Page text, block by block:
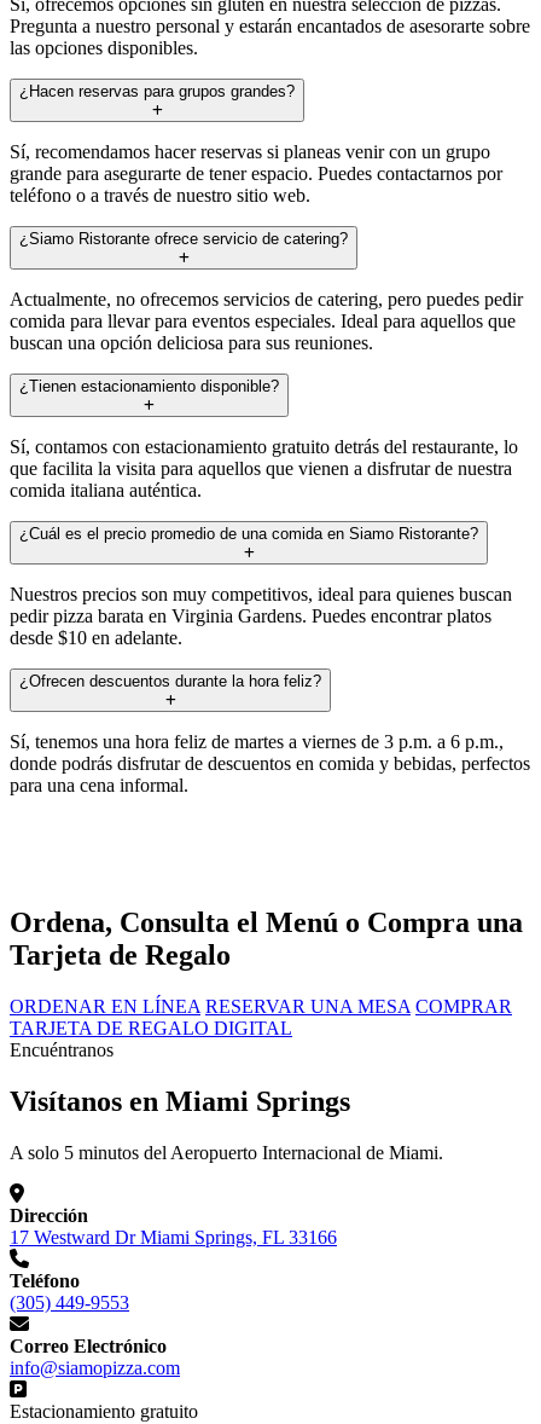
Pregunta a nuestro personal y estarán encantados de asesorarte sobre
las opciones disponibles.
¿Hacen reservas para grupos grandes?
Sí, recomendamos hacer reservas si planeas venir con un grupo
grande para asegurarte de tener espacio. Puedes contactarnos por
teléfono o a través de nuestro sitio web.
¿Siamo Ristorante ofrece servicio de catering?
Actualmente, no ofrecemos servicios de catering, pero puedes pedir
comida para llevar para eventos especiales. Ideal para aquellos que
buscan una opción deliciosa para sus reuniones.
¿Tienen estacionamiento disponible?
Sí, contamos con estacionamiento gratuito detrás del restaurante, lo
que facilita la visita para aquellos que vienen a disfrutar de nuestra
comida italiana auténtica.
¿Cuál es el precio promedio de una comida en Siamo Ristorante?
Nuestros precios son muy competitivos, ideal para quienes buscan
pedir pizza barata en Virginia Gardens. Puedes encontrar platos
desde $10 en adelante.
¿Ofrecen descuentos durante la hora feliz?
Sí, tenemos una hora feliz de martes a viernes de 3 p.m. a 6 p.m.,
donde podrás disfrutar de descuentos en comida y bebidas, perfectos
para una cena informal.
Ordena, Consulta el Menú o Compra una
Tarjeta de Regalo
ORDENAR EN LÍNEA RESERVAR UNA MESA COMPRAR
TARJETA DE REGALO DIGITAL
Encuéntranos
Visítanos en Miami Springs
A solo 5 minutos del Aeropuerto Internacional de Miami.
Dirección
17 Westward Dr Miami Springs, FL 33166
Teléfono
(305) 449-9553
Correo Electrónico
info@siamopizza.com
Estacionamiento gratuito